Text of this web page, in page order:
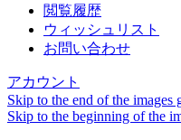
閲覧履歴
ウィッシュリスト
お問い合わせ
アカウント
Skip to the end of the images
Skip to the beginning of the